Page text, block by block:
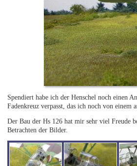
Spendiert habe ich der Henschel noch einen
Fadenkreuz verpasst, das ich noch von einem
Der Bau der Hs 126 hat mir sehr viel Freude
Betrachten der Bilder.